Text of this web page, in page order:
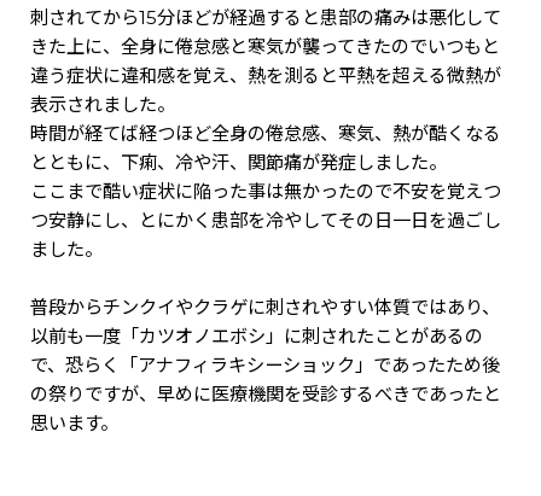
刺されてから15分ほどが経過すると患部の痛みは悪化して
きた上に、全身に倦怠感と寒気が襲ってきたのでいつもと
違う症状に違和感を覚え、熱を測ると平熱を超える微熱が
表示されました。
時間が経てば経つほど全身の倦怠感、寒気、熱が酷くなる
とともに、下痢、冷や汗、関節痛が発症しました。
ここまで酷い症状に陥った事は無かったので不安を覚えつ
つ安静にし、とにかく患部を冷やしてその日一日を過ごし
ました。
普段からチンクイやクラゲに刺されやすい体質ではあり、
以前も一度「カツオノエボシ」に刺されたことがあるの
で、恐らく「アナフィラキシーショック」であったため後
の祭りですが、早めに医療機関を受診するべきであったと
思います。